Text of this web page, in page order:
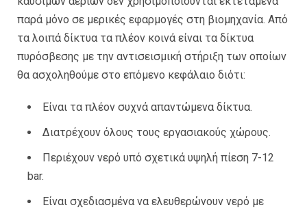
παρά μόνο σε μερικές εφαρμογές στη βιομηχανία. Από
τα λοιπά δίκτυα τα πλέον κοινά είναι τα δίκτυα
πυρόσβεσης με την αντισεισμική στήριξη των οποίων
θα ασχοληθούμε στο επόμενο κεφάλαιο διότι:
Είναι τα πλέον συχνά απαντώμενα δίκτυα.
Διατρέχουν όλους τους εργασιακούς χώρους.
Περιέχουν νερό υπό σχετικά υψηλή πίεση 7-12
bar.
Είναι σχεδιασμένα να ελευθερώνουν νερό με